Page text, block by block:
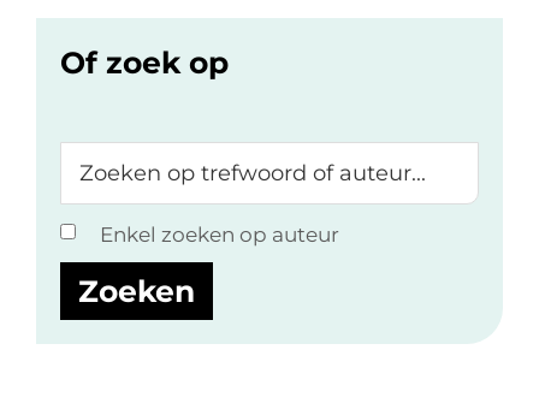
Of zoek op
op
trefwoord
of
auteur...
Enkel zoeken op auteur